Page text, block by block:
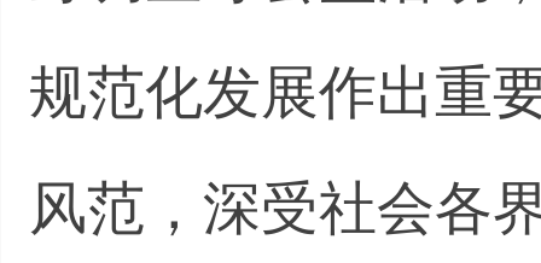
规范化发展作出重
风范，深受社会各